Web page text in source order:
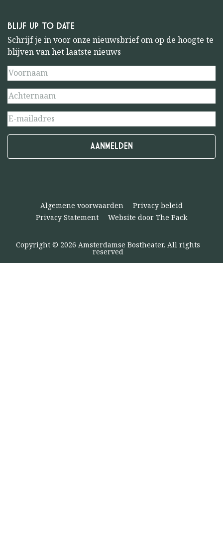
BLIJF UP TO DATE
Schrijf je in voor onze nieuwsbrief om op de hoogte te
blijven van het laatste nieuws
Copyright © 2026 Amsterdamse Bostheater. All rights
reserved
Algemene voorwaarden
Privacy beleid
Privacy Statement
Website door The Pack